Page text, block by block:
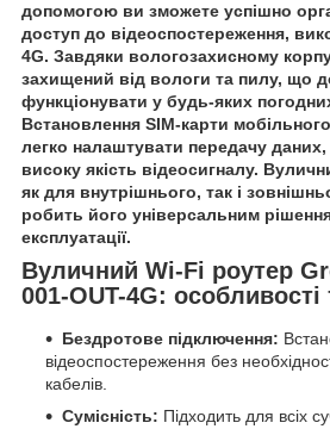
допомогою ви зможете успішно
доступ до відеоспостереження,
4G. Завдяки вологозахисному
захищений від вологи та пилу, що
функціонувати у будь-яких
Встановлення SIM-карти
легко налаштувати передачу
високу якість відеосигналу.
як для внутрішнього, так і
робить його універсальним
експлуатації.
Вуличний Wi-Fi роутер
001-OUT-4G: особливості
Бездротове підключення:
відеоспостереження без
кабелів.
Сумісність: Підходить для всіх